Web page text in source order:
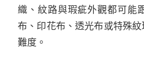
織、紋路與瑕疵外觀都可能
布、印花布、透光布或特殊
難度。